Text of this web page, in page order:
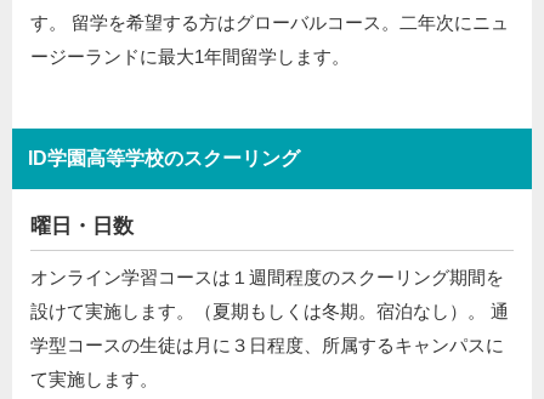
す。 留学を希望する方はグローバルコース。二年次にニュ
ージーランドに最大1年間留学します。
ID学園高等学校のスクーリング
曜日・日数
オンライン学習コースは１週間程度のスクーリング期間を
設けて実施します。（夏期もしくは冬期。宿泊なし）。 通
学型コースの生徒は月に３日程度、所属するキャンパスに
て実施します。